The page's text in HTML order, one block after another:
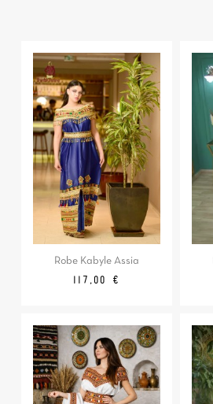
Robe Kabyle Assia
Prix
117,00 €